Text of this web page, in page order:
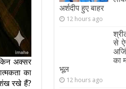
अक्सर
का
रखे हैं?
अर्शदीप हुए बाहर
12 hours ago
से
का
भूल
12 hours ago